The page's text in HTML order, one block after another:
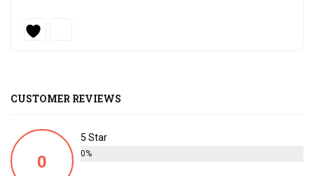
CUSTOMER REVIEWS
0
5 Star
0%